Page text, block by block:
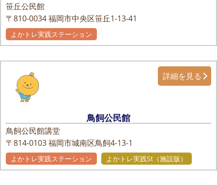
笹丘公民館
〒810-0034福岡市中央区笹丘1-13-41
よかトレ実践ステーション
鳥飼公民館
鳥飼公民館講堂
〒814-0103福岡市城南区鳥飼4-13-1
詳細を見る
よかトレ実践ステーション よかトレ実践St（施設版）